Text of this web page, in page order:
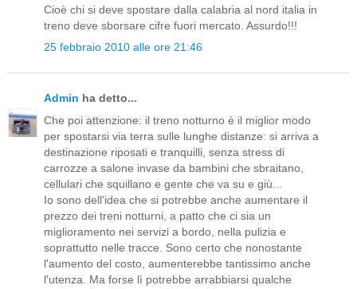
Cioè chi si deve spostare dalla calabria al nord italia in
treno deve sborsare cifre fuori mercato. Assurdo!!!
25 febbraio 2010 alle ore 21:46
Admin ha detto...
Che poi attenzione: il treno notturno è il miglior modo
per spostarsi via terra sulle lunghe distanze: si arriva a
destinazione riposati e tranquilli, senza stress di
carrozze a salone invase da bambini che sbraitano,
cellulari che squillano e gente che va su e giù...
Io sono dell'idea che si potrebbe anche aumentare il
prezzo dei treni notturni, a patto che ci sia un
miglioramento nei servizi a bordo, nella pulizia e
soprattutto nelle tracce. Sono certo che nonostante
l'aumento del costo, aumenterebbe tantissimo anche
l'utenza. Ma forse lì potrebbe arrabbiarsi qualche